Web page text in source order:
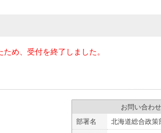
め、受付を終了しました。
お問い合わ
部署名
北海道総合政策